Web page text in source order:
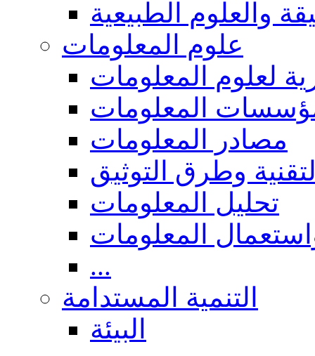
والعلوم الطبيعية
علوم المعلومات
لعلوم المعلومات
المعلومات
مصادر المعلومات
وطرق التوثيق
تحليل المعلومات
المعلومات
...
التنمية المستدامة
البيئة